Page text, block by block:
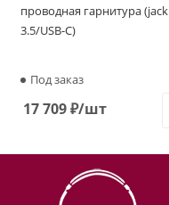
проводная гарнитура (jack
3.5/USB-C)
Под заказ
17 709₽/шт